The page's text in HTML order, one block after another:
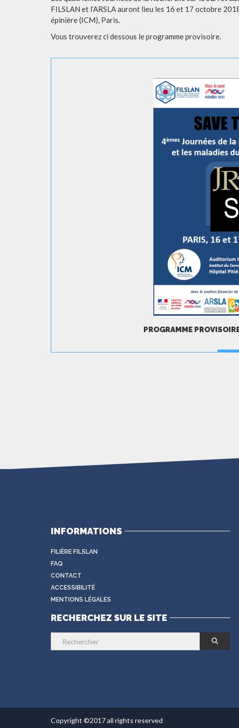
FILSLAN et l’ARSLA auront lieu les 16 et 17 octobre
épinière (ICM), Paris.
Vous trouverez ci dessous le programme provisoire.
PROGRAMME
INFORMATIONS
FILIÈRE FILSLAN
FAQ
CONTACT
ACCESSIBILITÉ
MENTIONS LÉGALES
RECHERCHEZ SUR LE SITE
Copyright ©2017 all rights reserved